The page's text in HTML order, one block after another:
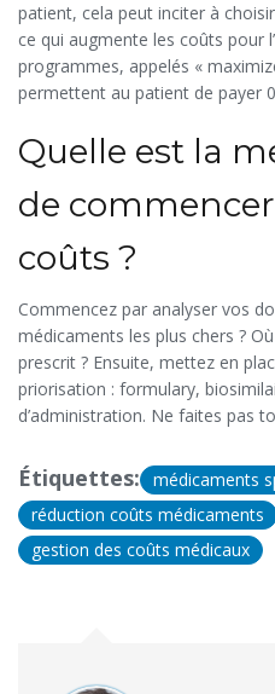
patient, cela peut inciter à
ce qui augmente les coûts pour
programmes, appelés «
permettent au patient de payer
décisions et réduit les dépenses
Quelle est la
de
coûts ?
Commencez par analyser vos
médicaments les plus chers ?
prescrit ? Ensuite, mettez en
priorisation : formulary,
d’administration. Ne faites pas
suivant.
Étiquettes: médicaments
réduction coûts médicaments
gestion des coûts médicaux